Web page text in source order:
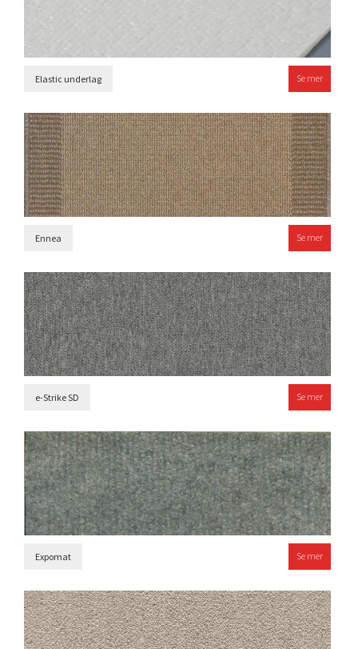
Elastic underlag Se mer
Ennea Se mer
e-Strike SD Se mer
Expomat Se mer